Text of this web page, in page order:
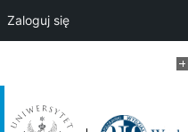
Wydarzenia naukowe
Zaloguj się